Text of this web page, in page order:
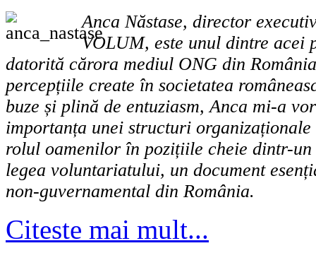
Anca Năstase, director
VOLUM, este unul dintre acei
datorită cărora mediul ONG din
percepțiile create în societatea
buze și plină de entuziasm, Anca mi-a
importanța unei structuri organizaționale
rolul oamenilor în pozițiile cheie dintr-un
legea voluntariatului, un document
non-guvernamental din România.
Citeste mai mult...